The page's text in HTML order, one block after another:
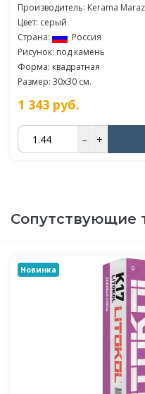
Производитель: Kerama
Цвет: серый
Страна:
Россия
Рисунок: под камень
Форма: квадратная
Размер: 30x30 см.
1 343 руб.
– +
Сопутствующие
Новинка